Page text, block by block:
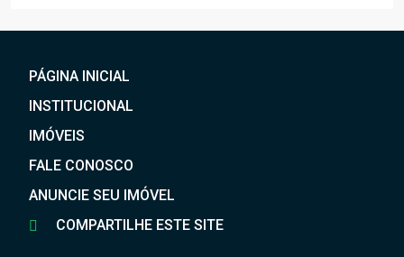
PÁGINA INICIAL
INSTITUCIONAL
IMÓVEIS
FALE CONOSCO
ANUNCIE SEU IMÓVEL
COMPARTILHE ESTE SITE